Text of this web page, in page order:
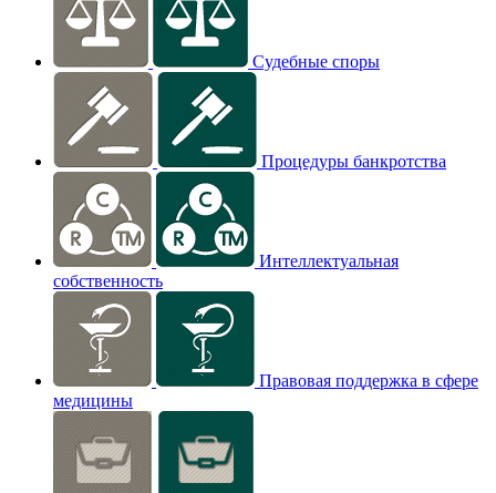
Судебные споры
Процедуры банкротства
Интеллектуальная
собственность
Правовая поддержка в сфере
медицины